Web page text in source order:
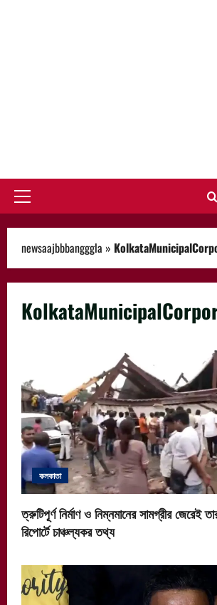
Primary
newsaajbbbangggla »
কলকাতা
ত্রুটিপূর্ণ নির্মাণ ও নিম্নমানের সামগ্রীর জেরেই
রিপোর্টে চাঞ্চল্যকর তথ্য